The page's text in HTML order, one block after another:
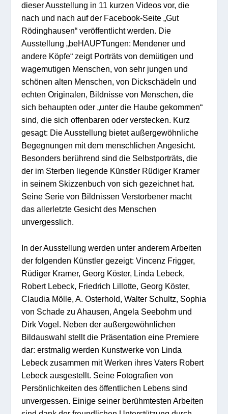
dieser Ausstellung in 11 kurzen Videos vor, die
nach und nach auf der Facebook-Seite „Gut
Rödinghausen“ veröffentlicht werden. Die
Ausstellung „beHAUPTungen: Mendener und
andere Köpfe“ zeigt Porträts von demütigen und
wagemutigen Menschen, von sehr jungen und
schönen alten Menschen, von Dickschädeln und
echten Originalen, Bildnisse von Menschen, die
sich behaupten oder „unter die Haube gekommen“
sind, die sich offenbaren oder verstecken. Kurz
gesagt: Die Ausstellung bietet außergewöhnliche
Begegnungen mit dem menschlichen Angesicht.
Besonders berührend sind die Selbstporträts, die
der im Sterben liegende Künstler Rüdiger Kramer
in seinem Skizzenbuch von sich gezeichnet hat.
Seine Serie von Bildnissen Verstorbener macht
das allerletzte Gesicht des Menschen
unvergesslich.
In der Ausstellung werden unter anderem Arbeiten
der folgenden Künstler gezeigt: Vincenz Frigger,
Rüdiger Kramer, Georg Köster, Linda Lebeck,
Robert Lebeck, Friedrich Lillotte, Georg Köster,
Claudia Mölle, A. Osterhold, Walter Schultz, Sophia
von Schade zu Ahausen, Angela Seebohm und
Dirk Vogel. Neben der außergewöhnlichen
Bildauswahl stellt die Präsentation eine Premiere
dar: erstmalig werden Kunstwerke von Linda
Lebeck zusammen mit Werken ihres Vaters Robert
Lebeck ausgestellt. Seine Fotografien von
Persönlichkeiten des öffentlichen Lebens sind
unvergessen. Einige seiner berühmtesten Arbeiten